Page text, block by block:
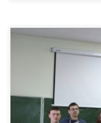
Накануне команда
гражданская наука в